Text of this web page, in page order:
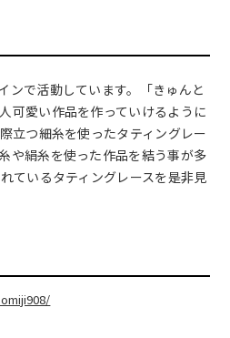
ンで活動しています。「きゅんと
可愛い作品を作っていけるように
立つ細糸を使ったタティングレー
や絹糸を使った作品を結う事が多
ているタティングレースを是非見